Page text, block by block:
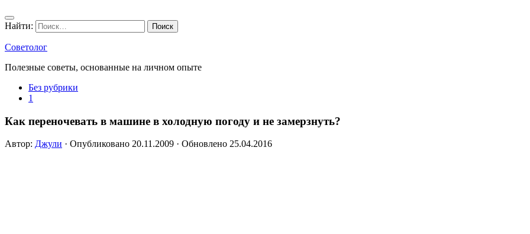
Найти:
Советолог
Полезные советы, основанные на личном опыте
Без рубрики
1
Как переночевать в машине в холодную погоду и не замерзнуть?
Автор: Джули · Опубликовано 20.11.2009 · Обновлено 25.04.2016